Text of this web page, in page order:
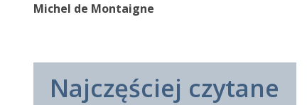
Michel de Montaigne
Najczęściej czytane